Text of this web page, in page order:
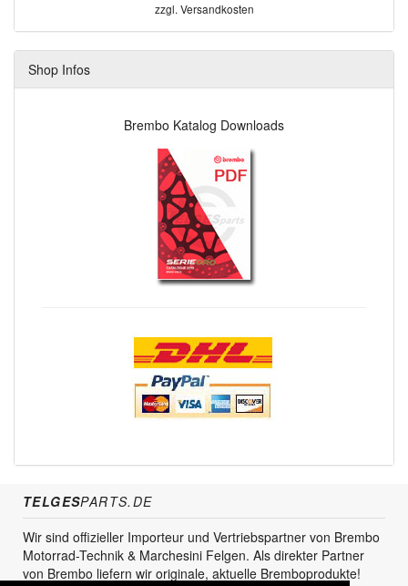
zzgl.Versandkosten
Shop Infos
Brembo Katalog Downloads
TELGESPARTS.DE
Wir sind offizieller Importeur und Vertriebspartner von Brembo
Motorrad-Technik & Marchesini Felgen. Als direkter Partner
von Brembo liefern wir originale, aktuelle Bremboprodukte!